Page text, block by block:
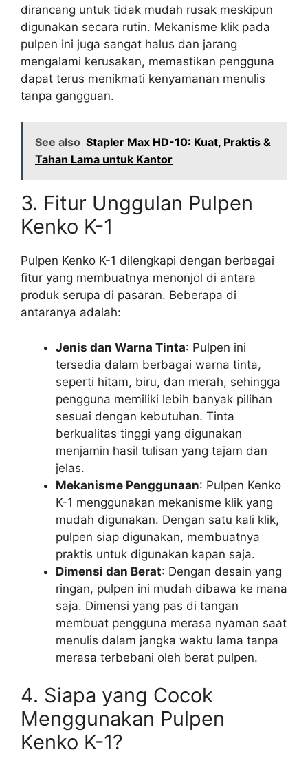
dirancang untuk tidak mudah rusak meskipun
digunakan secara rutin. Mekanisme klik pada
pulpen ini juga sangat halus dan jarang
mengalami kerusakan, memastikan pengguna
dapat terus menikmati kenyamanan menulis
tanpa gangguan.
See also Stapler Max HD-10: Kuat, Praktis &
Tahan Lama untuk Kantor
3. Fitur Unggulan Pulpen
Kenko K-1
Pulpen Kenko K-1 dilengkapi dengan berbagai
fitur yang membuatnya menonjol di antara
produk serupa di pasaran. Beberapa di
antaranya adalah:
Jenis dan Warna Tinta: Pulpen ini
tersedia dalam berbagai warna tinta,
seperti hitam, biru, dan merah, sehingga
pengguna memiliki lebih banyak pilihan
sesuai dengan kebutuhan. Tinta
berkualitas tinggi yang digunakan
menjamin hasil tulisan yang tajam dan
jelas.
Mekanisme Penggunaan: Pulpen Kenko
K-1 menggunakan mekanisme klik yang
mudah digunakan. Dengan satu kali klik,
pulpen siap digunakan, membuatnya
praktis untuk digunakan kapan saja.
Dimensi dan Berat: Dengan desain yang
ringan, pulpen ini mudah dibawa ke mana
saja. Dimensi yang pas di tangan
membuat pengguna merasa nyaman saat
menulis dalam jangka waktu lama tanpa
merasa terbebani oleh berat pulpen.
4. Siapa yang Cocok
Menggunakan Pulpen
Kenko K-1?